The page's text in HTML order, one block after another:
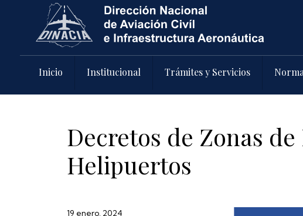
Pasar al contenido principal
Inicio Institucional Trámites y Servicios
Decretos de Zonas
Helipuertos
19 enero, 2024